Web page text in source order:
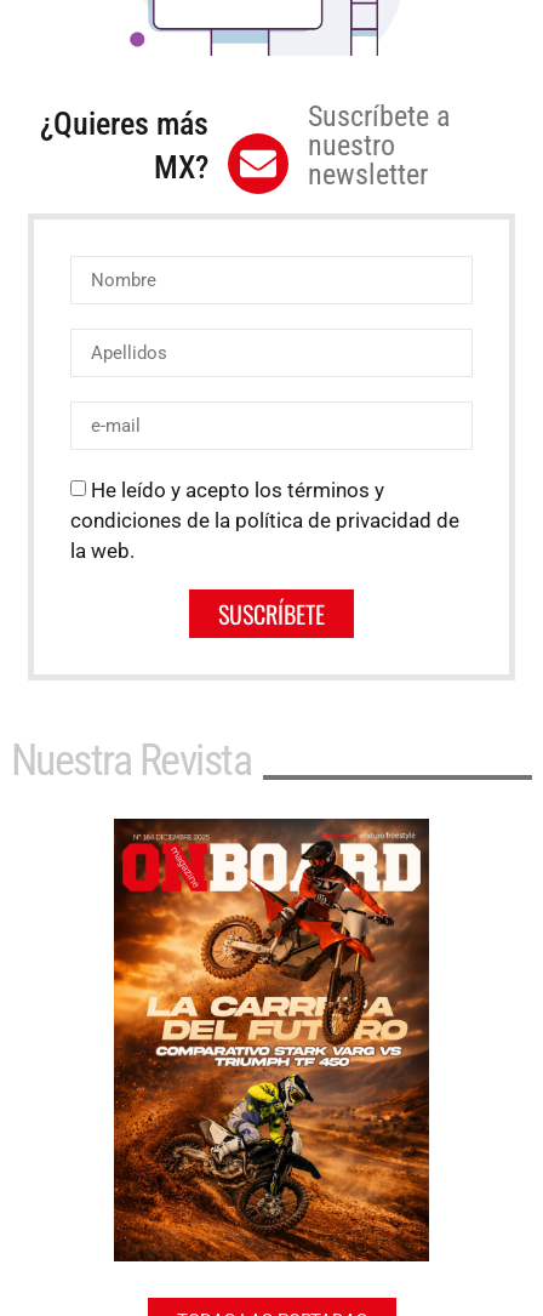
¿Quieres más
MX?
Suscríbete a
nuestro
newsletter
He leído y acepto los términos y
condiciones de la política de privacidad de
la web.
SUSCRÍBETE
Nuestra Revista